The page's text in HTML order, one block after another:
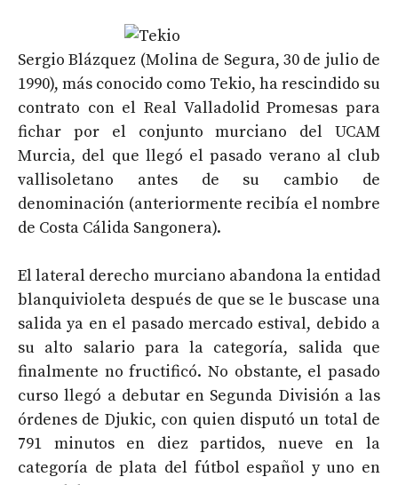
Sergio Blázquez (Molina de Segura, 30 de julio de
1990), más conocido como Tekio, ha rescindido su
contrato con el Real Valladolid Promesas para
fichar por el conjunto murciano del UCAM
Murcia, del que llegó el pasado verano al club
vallisoletano antes de su cambio de
denominación (anteriormente recibía el nombre
de Costa Cálida Sangonera).
El lateral derecho murciano abandona la entidad
blanquivioleta después de que se le buscase una
salida ya en el pasado mercado estival, debido a
su alto salario para la categoría, salida que
finalmente no fructificó. No obstante, el pasado
curso llegó a debutar en Segunda División a las
órdenes de Djukic, con quien disputó un total de
791 minutos en diez partidos, nueve en la
categoría de plata del fútbol español y uno en